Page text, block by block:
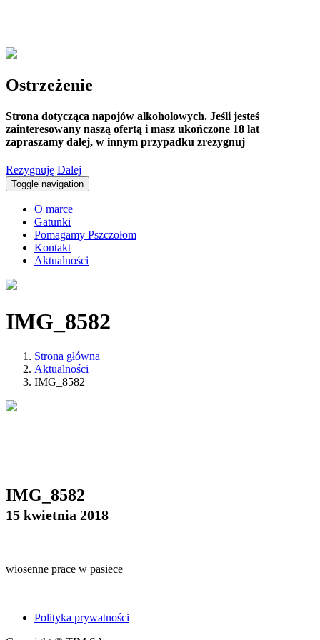
Ostrzeżenie
Strona dotycząca napojów alkoholowych. Jeśli jesteś
zainteresowany naszą ofertą i masz ukończone 18 lat
zapraszamy dalej, w innym przypadku zrezygnuj
Rezygnuję Dalej
Toggle navigation
O marce
Gatunki
Pomagamy Pszczołom
Kontakt
Aktualności
IMG_8582
Strona główna
Aktualności
IMG_8582
IMG_8582
15 kwietnia 2018
wiosenne prace w pasiece
Polityka prywatności